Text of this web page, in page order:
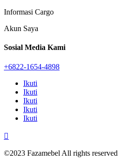
Informasi Cargo
Akun Saya
Sosial Media Kami
+6822-1654-4898
Ikuti
Ikuti
Ikuti
Ikuti
Ikuti

©2023 Fazamebel All rights reserved